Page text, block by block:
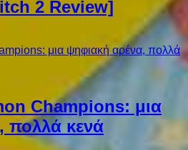
2 Review]
Champions: μια
πολλά κενά